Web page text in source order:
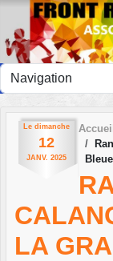
Le dimanche
12
JANV. 2025
LA
Panneau de